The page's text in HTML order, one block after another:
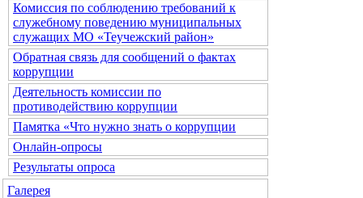
Комиссия по соблюдению требований к
служебному поведению муниципальных
служащих МО «Теучежский район»
Обратная связь для сообщений о фактах
коррупции
Деятельность комиссии по
противодействию коррупции
Памятка «Что нужно знать о коррупции
Онлайн-опросы
Результаты опроса
Галерея